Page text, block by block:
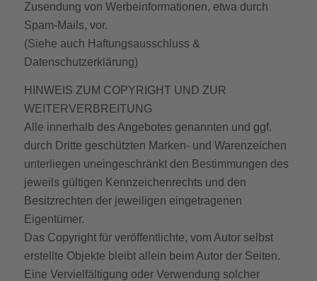
Zusendung von Werbeinformationen, etwa durch
Spam-Mails, vor.
(Siehe auch Haftungsausschluss &
Datenschutzerklärung)
HINWEIS ZUM COPYRIGHT UND ZUR
WEITERVERBREITUNG
Alle innerhalb des Angebotes genannten und ggf.
durch Dritte geschützten Marken- und Warenzeichen
unterliegen uneingeschränkt den Bestimmungen des
jeweils gültigen Kennzeichenrechts und den
Besitzrechten der jeweiligen eingetragenen
Eigentümer.
Das Copyright für veröffentlichte, vom Autor selbst
erstellte Objekte bleibt allein beim Autor der Seiten.
Eine Vervielfältigung oder Verwendung solcher